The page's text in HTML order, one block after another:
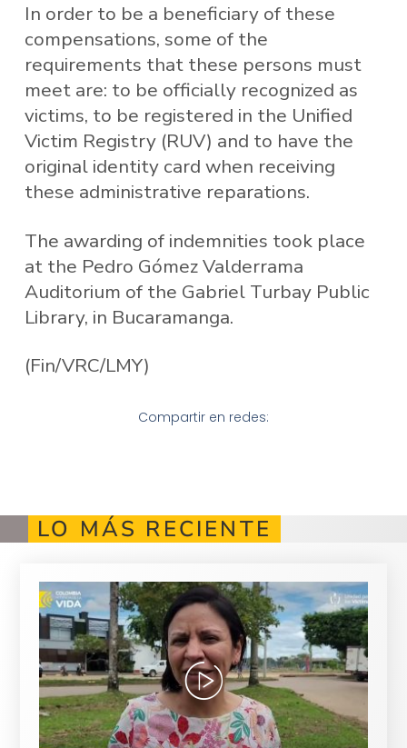
In order to be a beneficiary of these
compensations, some of the
requirements that these persons must
meet are: to be officially recognized as
victims, to be registered in the Unified
Victim Registry (RUV) and to have the
original identity card when receiving
these administrative reparations.
The awarding of indemnities took place
at the Pedro Gómez Valderrama
Auditorium of the Gabriel Turbay Public
Library, in Bucaramanga.
(Fin/VRC/LMY)
Compartir en redes:
LO MÁS RECIENTE